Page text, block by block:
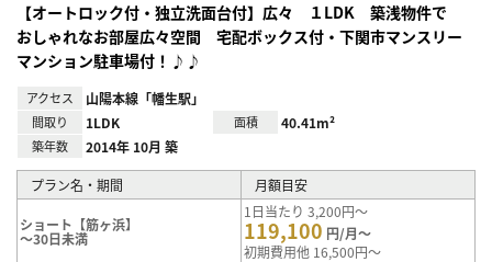
【オートロック付・独立洗面台付】広々 １LDK 築浅物件で
おしゃれなお部屋広々空間 宅配ボックス付・下関市マンスリー
マンション駐車場付！♪♪
アクセス 山陽本線「幡生駅」
間取り 1LDK 面積 40.41m²
築年数 2014年 10月 築
プラン名・期間 月額目安
ショート【筋ヶ浜】
～30日未満
1日当たり 3,200円～
119,100 円/月～
初期費用他 16,500円～